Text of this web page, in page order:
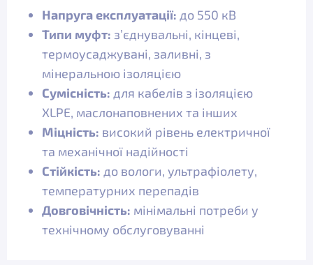
Напруга експлуатації: до 550 кВ
Типи муфт: з’єднувальні, кінцеві,
термоусаджувані, заливні, з
мінеральною ізоляцією
Сумісність: для кабелів з ізоляцією
XLPE, маслонаповнених та інших
Міцність: високий рівень електричної
та механічної надійності
Стійкість: до вологи, ультрафіолету,
температурних перепадів
Довговічність: мінімальні потреби у
технічному обслуговуванні